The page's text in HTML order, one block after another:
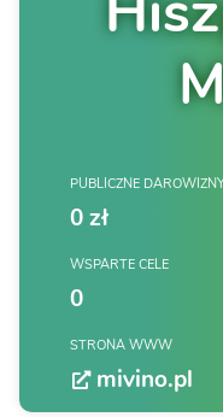
PUBLICZNE
0 zł
WSPARTE CELE
0
STRONA WWW
mivino.pl